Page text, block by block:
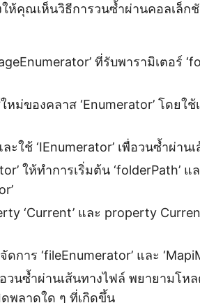
ห้คุณเห็นวิธีการวนซ้ำผ่านคอลเล็ก
ที่รับพารามิเตอร์
ม่ของคลาส ‘Enumerator’ โดยใช้
ะใช้ ‘IEnumerator’ เพื่อวนซ้ำผ่า
ให้ทำการเริ่มต้น ‘folderPath’ แ
‘Current’ และ property
ดการ ‘fileEnumerator’ และ
วนซ้ำผ่านเส้นทางไฟล์ พยายามโหล
พลาดใด ๆ ที่เกิดขึ้น